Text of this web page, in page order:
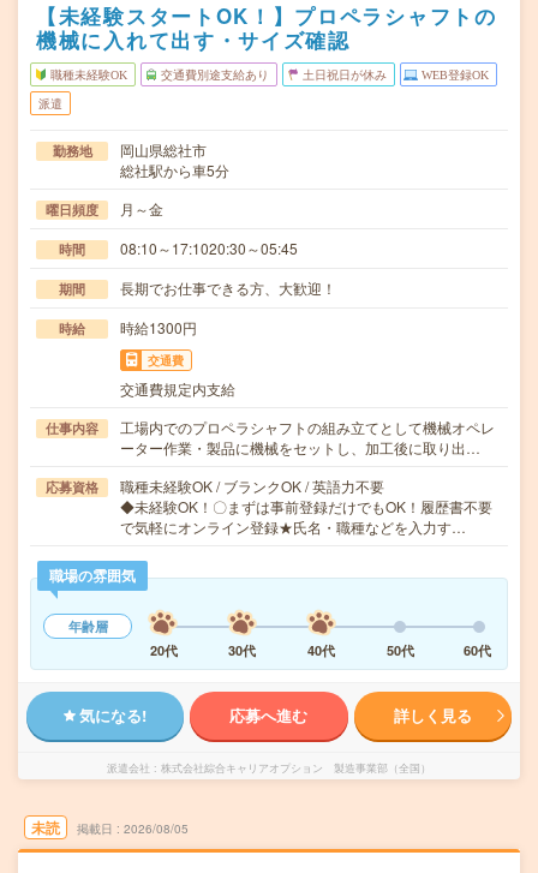
【未経験スタートOK！】プロペラシャフトの
機械に入れて出す・サイズ確認
職種未経験OK 交通費別途支給あり 土日祝日が休み WEB登録OK
派遣
勤務地
岡山県総社市
総社駅から車5分
曜日頻度 月～金
時間 08:10～17:1020:30～05:45
期間 長期でお仕事できる方、大歓迎！
時給 時給1300円
交通費
交通費規定内支給
仕事内容
工場内でのプロペラシャフトの組み立てとして機械オペレ
ーター作業・製品に機械をセットし、加工後に取り出…
応募資格
職種未経験OK / ブランクOK / 英語力不要
◆未経験OK！〇まずは事前登録だけでもOK！履歴書不要
で気軽にオンライン登録★氏名・職種などを入力す…
職場の雰囲気
年齢層
20代
30代 40代 50代 60代
気になる! 応募へ進む 詳しく見る
派遣会社 株式会社綜合キャリアオプション 製造事業部（全国）
未読 掲載日 2026/08/05